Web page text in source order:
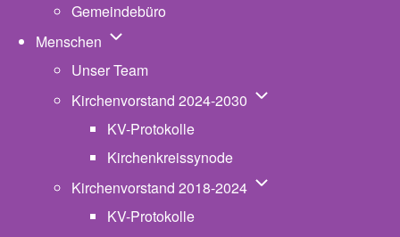
Gemeindebüro
Menschen Unternavigation von Menschen
Unser Team
Kirchenvorstand 2024-2030 Unternavigation von
KV-Protokolle
Kirchenkreissynode
Kirchenvorstand 2018-2024 Unternavigation von
KV-Protokolle